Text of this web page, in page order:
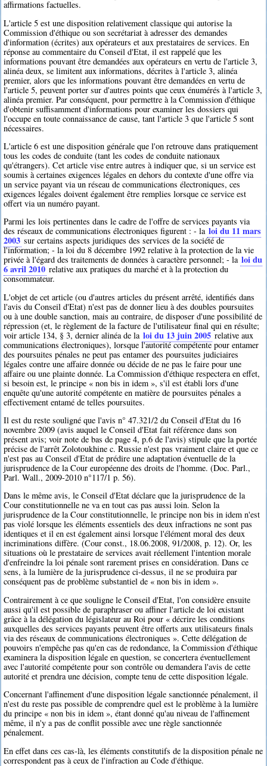
affirmations factuelles.
L'article 5 est une disposition relativement classique qui autorise la
Commission d'éthique ou son secrétariat à adresser des demandes
d'information (écrites) aux opérateurs et aux prestataires de services. En
réponse au commentaire du Conseil d'Etat, il est rappelé que les
informations pouvant être demandées aux opérateurs en vertu de l'article 3,
alinéa deux, se limitent aux informations, décrites à l'article 3, alinéa
premier, alors que les informations pouvant être demandées en vertu de
l'article 5, peuvent porter sur d'autres points que ceux énumérés à l'article 3,
alinéa premier. Par conséquent, pour permettre à la Commission d'éthique
d'obtenir suffisamment d'informations pour examiner les dossiers qui
l'occupe en toute connaissance de cause, tant l'article 3 que l'article 5 sont
nécessaires.
L'article 6 est une disposition générale que l'on retrouve dans pratiquement
tous les codes de conduite (tant les codes de conduite nationaux
qu'étrangers). Cet article vise entre autres à indiquer que, si un service est
soumis à certaines exigences légales en dehors du contexte d'une offre via
un service payant via un réseau de communications électroniques, ces
exigences légales doivent également être remplies lorsque ce service est
offert via un numéro payant.
Parmi les lois pertinentes dans le cadre de l'offre de services payants via
des réseaux de communications électroniques figurent : - la loi du 11 mars
2003 sur certains aspects juridiques des services de la société de
l'information; - la loi du 8 décembre 1992 relative à la protection de la vie
privée à l'égard des traitements de données à caractère personnel; - la loi du
6 avril 2010 relative aux pratiques du marché et à la protection du
consommateur.
L'objet de cet article (ou d'autres articles du présent arrêté, identifiés dans
l'avis du Conseil d'Etat) n'est pas de donner lieu à des doubles poursuites
ou à une double sanction, mais au contraire, de disposer d'une possibilité de
répression (et, le règlement de la facture de l'utilisateur final qui en résulte;
voir article 134, § 3, dernier alinéa de la loi du 13 juin 2005 relative aux
communications électroniques), lorsque l'autorité compétente pour entamer
des poursuites pénales ne peut pas entamer des poursuites judiciaires
légales contre une affaire donnée ou décide de ne pas le faire pour une
affaire ou une plainte donnée. La Commission d'éthique respectera en effet,
si besoin est, le principe « non bis in idem », s'il est établi lors d'une
enquête qu'une autorité compétente en matière de poursuites pénales a
effectivement entamé de telles poursuites.
Il est du reste souligné que l'avis n° 47.321/2 du Conseil d'Etat du 16
novembre 2009 (avis auquel le Conseil d'Etat fait référence dans son
présent avis; voir note de bas de page 4, p.6 de l'avis) stipule que la portée
précise de l'arrêt Zolotoukhine c. Russie n'est pas vraiment claire et que ce
n'est pas au Conseil d'Etat de prédire une adaptation éventuelle de la
jurisprudence de la Cour européenne des droits de l'homme. (Doc. Parl.,
Parl. Wall., 2009-2010 n°117/1 p. 56).
Dans le même avis, le Conseil d'Etat déclare que la jurisprudence de la
Cour constitutionnelle ne va en tout cas pas aussi loin. Selon la
jurisprudence de la Cour constitutionnelle, le principe non bis in idem n'est
pas violé lorsque les éléments essentiels des deux infractions ne sont pas
identiques et il en est également ainsi lorsque l'élément moral des deux
incriminations diffère. (Cour const., 18.06.2008, 91/2008, p. 12). Or, les
situations où le prestataire de services avait réellement l'intention morale
d'enfreindre la loi pénale sont rarement prises en considération. Dans ce
sens, à la lumière de la jurisprudence ci-dessus, il ne se produira par
conséquent pas de problème substantiel de « non bis in idem ».
Contrairement à ce que souligne le Conseil d'Etat, l'on considère ensuite
aussi qu'il est possible de paraphraser ou affiner l'article de loi existant
grâce à la délégation du législateur au Roi pour « décrire les conditions
auxquelles des services payants peuvent être offerts aux utilisateurs finals
via des réseaux de communications électroniques ». Cette délégation de
pouvoirs n'empêche pas qu'en cas de redondance, la Commission d'éthique
examinera la disposition légale en question, se concertera éventuellement
avec l'autorité compétente pour son contrôle ou demandera l'avis de cette
autorité et prendra une décision, compte tenu de cette disposition légale.
Concernant l'affinement d'une disposition légale sanctionnée pénalement, il
n'est du reste pas possible de comprendre quel est le problème à la lumière
du principe « non bis in idem », étant donné qu'au niveau de l'affinement
même, il n'y a pas de conflit possible avec une règle sanctionnée
pénalement.
En effet dans ces cas-là, les éléments constitutifs de la disposition pénale ne
correspondent pas à ceux de l'infraction au Code d'éthique.